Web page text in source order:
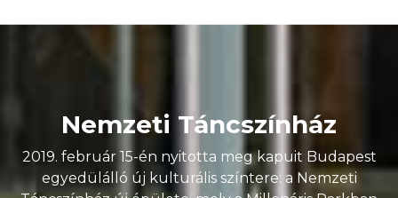
Nemzeti Táncszínház
2019. február 15-én nyitotta meg kapuit Budapest
egyedülálló új kulturális színtere: a Nemzeti